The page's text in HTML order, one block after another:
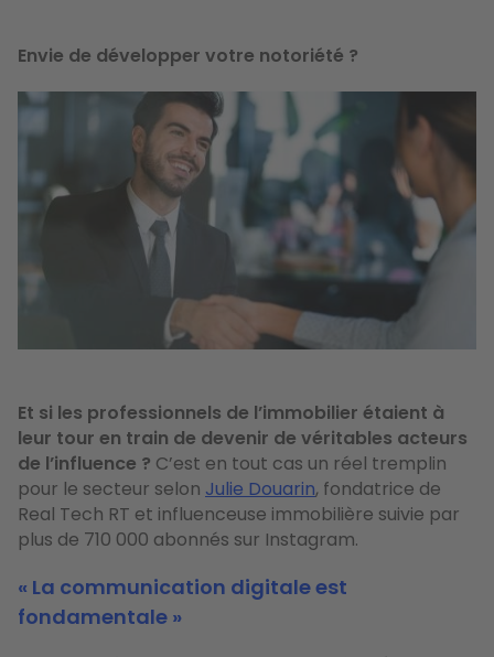
Envie de développer votre notoriété ?
Image
Et si les professionnels de l’immobilier étaient à
leur tour en train de devenir de véritables acteurs
de l’influence ? C’est en tout cas un réel tremplin
pour le secteur selon Julie Douarin, fondatrice de
Real Tech RT et influenceuse immobilière suivie par
plus de 710 000 abonnés sur Instagram.
« La communication digitale est
fondamentale »